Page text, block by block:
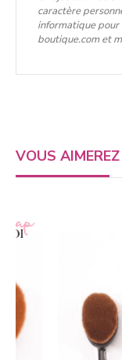
caractère
informatique
boutique.com et
VOUS